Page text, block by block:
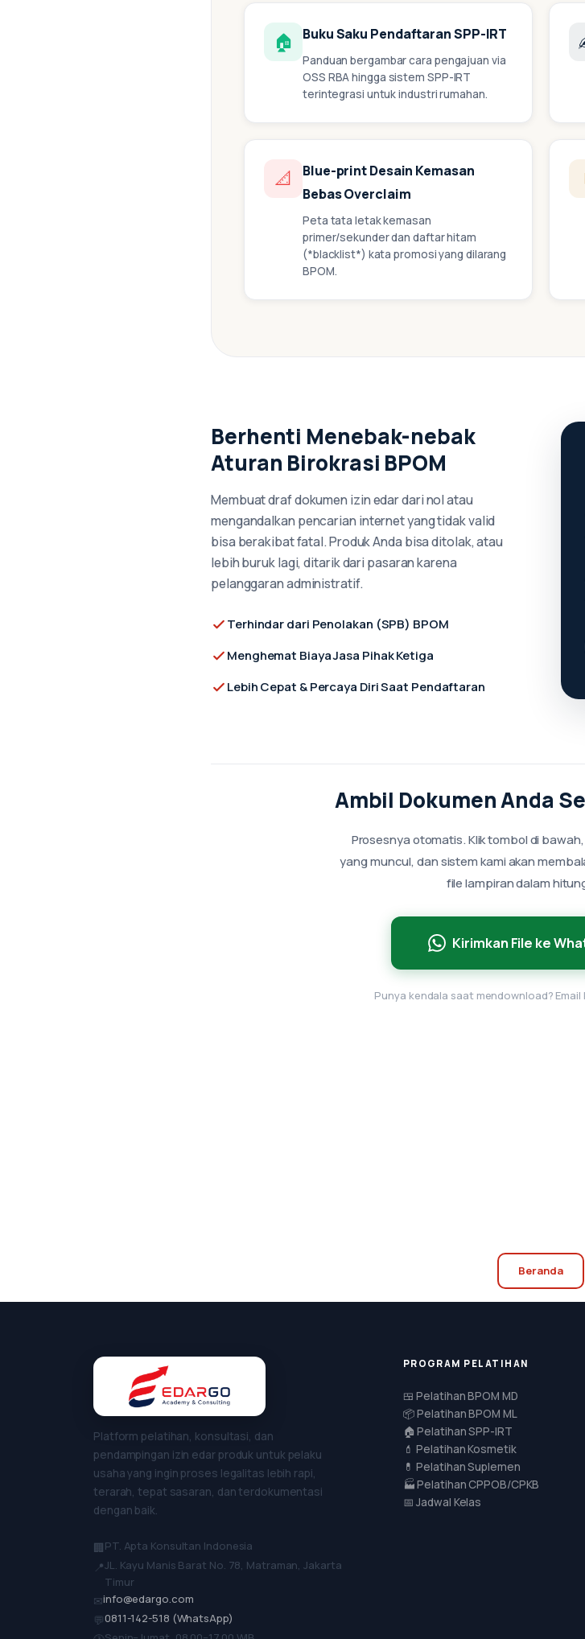
🏠 Buku Saku Pendaftaran SPP-IRT
Panduan bergambar cara pengajuan via
OSS RBA hingga sistem SPP-IRT
terintegrasi untuk industri rumahan.
📐
Blue-print Desain Kemasan
Bebas Overclaim
Peta tata letak kemasan
primer/sekunder dan daftar hitam
(*blacklist*) kata promosi yang dilarang
BPOM.
Berhenti Menebak-nebak
Aturan Birokrasi BPOM
Membuat draf dokumen izin edar dari nol atau
mengandalkan pencarian internet yang tidak valid
bisa berakibat fatal. Produk Anda bisa ditolak, atau
lebih buruk lagi, ditarik dari pasaran karena
pelanggaran administratif.
Terhindar dari Penolakan (SPB) BPOM
Menghemat Biaya Jasa Pihak Ketiga
Lebih Cepat & Percaya Diri Saat Pendaftaran
Ambil Dokumen Anda
Prosesnya otomatis. Klik tombol di
yang muncul, dan sistem kami akan
file lampiran dalam
Kirimkan File ke
Punya kendala saat mendownload? Email
Beranda
Platform pelatihan, konsultasi, dan
pendampingan izin edar produk untuk pelaku
usaha yang ingin proses legalitas lebih rapi,
terarah, tepat sasaran, dan terdokumentasi
dengan baik.
🏢PT. Apta Konsultan Indonesia
📍JL. Kayu Manis Barat No. 78, Matraman, Jakarta
Timur
✉info@edargo.com
💬0811-142-518 (WhatsApp)
PROGRAM PELATIHAN
🍱 Pelatihan BPOM MD
📦 Pelatihan BPOM ML
🏠 Pelatihan SPP-IRT
💄 Pelatihan Kosmetik
💊 Pelatihan Suplemen
🏭 Pelatihan CPPOB/CPKB
📅 Jadwal Kelas